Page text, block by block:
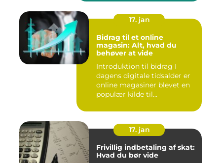
17. jan
Bidrag til et online
magasin: Alt, hvad du
behøver at vide
Introduktion til bidrag I
dagens digitale tidsalder er
online magasiner blevet en
populær kilde til...
17. jan
Frivillig indbetaling af skat:
Hvad du bør vide